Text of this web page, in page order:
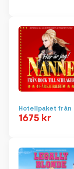
Hotellpaket från
1675 kr